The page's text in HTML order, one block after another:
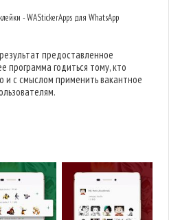
- WAStickerApps для WhatsApp
предоставленное
программа годиться тому, кто
и с смыслом применить вакантное